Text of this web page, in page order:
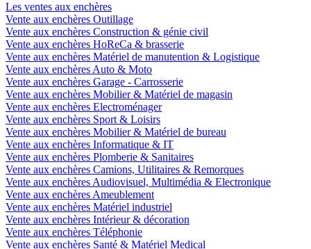
Les ventes aux enchères
Vente aux enchères Outillage
Vente aux enchères Construction & génie civil
Vente aux enchères HoReCa & brasserie
Vente aux enchères Matériel de manutention & Logistique
Vente aux enchères Auto & Moto
Vente aux enchères Garage - Carrosserie
Vente aux enchères Mobilier & Matériel de magasin
Vente aux enchères Electroménager
Vente aux enchères Sport & Loisirs
Vente aux enchères Mobilier & Matériel de bureau
Vente aux enchères Informatique & IT
Vente aux enchères Plomberie & Sanitaires
Vente aux enchères Camions, Utilitaires & Remorques
Vente aux enchères Audiovisuel, Multimédia & Electronique
Vente aux enchères Ameublement
Vente aux enchères Matériel industriel
Vente aux enchères Intérieur & décoration
Vente aux enchères Téléphonie
Vente aux enchères Santé & Matériel Medical